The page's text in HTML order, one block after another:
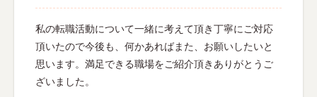
私の転職活動について一緒に考えて頂き丁寧にご対応
頂いたので今後も、何かあればまた、お願いしたいと
思います。満足できる職場をご紹介頂きありがとうご
ざいました。